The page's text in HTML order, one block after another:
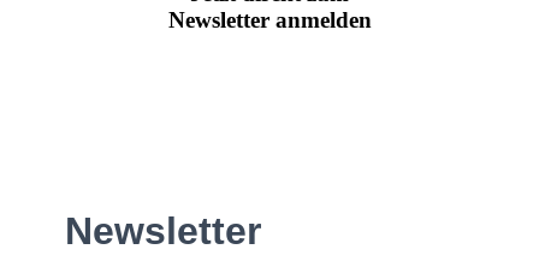
Newsletter anmelden